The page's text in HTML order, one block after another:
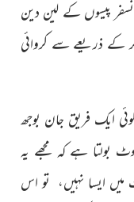
پیسوں کے لین دین
کے ذریعے سے کروائی
ایک فریق جان بوجھ
بولتا ہے کہ مجھے یہ
میں ایسا نہیں، تو اس